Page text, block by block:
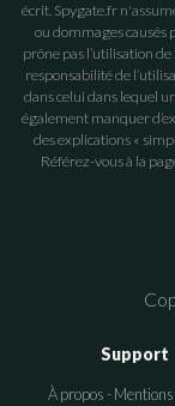
écrit. Spygate.fr
ou dommages causés
prône pas l’utilisation
responsabilité de
dans celui dans lequel
également manquer
des explications «
Référez-vous à la
Support
À propos -